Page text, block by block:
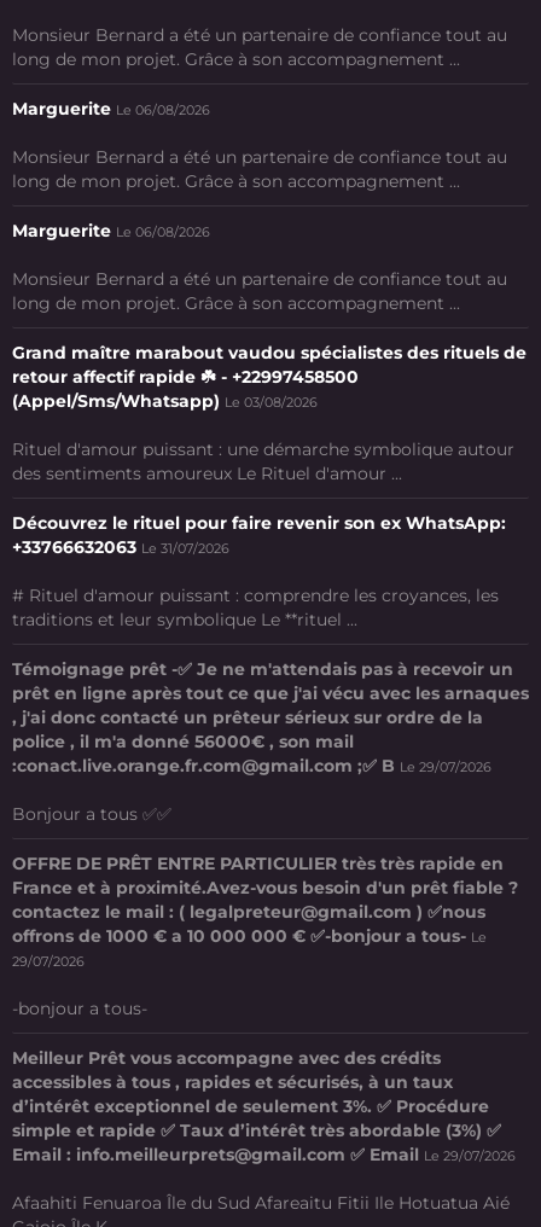
Monsieur Bernard a été un partenaire de confiance tout au
long de mon projet. Grâce à son accompagnement ...
Marguerite Le 06/08/2026
Monsieur Bernard a été un partenaire de confiance tout au
long de mon projet. Grâce à son accompagnement ...
Marguerite Le 06/08/2026
Monsieur Bernard a été un partenaire de confiance tout au
long de mon projet. Grâce à son accompagnement ...
Grand maître marabout vaudou spécialistes des rituels de
retour affectif rapide ☘️ - +22997458500
(Appel/Sms/Whatsapp) Le 03/08/2026
Rituel d'amour puissant : une démarche symbolique autour
des sentiments amoureux Le Rituel d'amour ...
Découvrez le rituel pour faire revenir son ex WhatsApp:
+33766632063 Le 31/07/2026
# Rituel d'amour puissant : comprendre les croyances, les
traditions et leur symbolique Le **rituel ...
Témoignage prêt -✅ Je ne m'attendais pas à recevoir un
prêt en ligne après tout ce que j'ai vécu avec les arnaques
, j'ai donc contacté un prêteur sérieux sur ordre de la
police , il m'a donné 56000€ , son mail
:conact.live.orange.fr.com@gmail.com ;✅ B Le 29/07/2026
Bonjour a tous ✅✅
OFFRE DE PRÊT ENTRE PARTICULIER très très rapide en
France et à proximité.Avez-vous besoin d'un prêt fiable ?
contactez le mail : ( legalpreteur@gmail.com ) ✅nous
offrons de 1000 € a 10 000 000 € ✅-bonjour a tous- Le
29/07/2026
-bonjour a tous-
Meilleur Prêt vous accompagne avec des crédits
accessibles à tous , rapides et sécurisés, à un taux
d’intérêt exceptionnel de seulement 3%. ✅ Procédure
simple et rapide ✅ Taux d’intérêt très abordable (3%) ✅
Email : info.meilleurprets@gmail.com ✅ Email Le 29/07/2026
Afaahiti Fenuaroa Île du Sud Afareaitu Fitii Ile Hotuatua Aié